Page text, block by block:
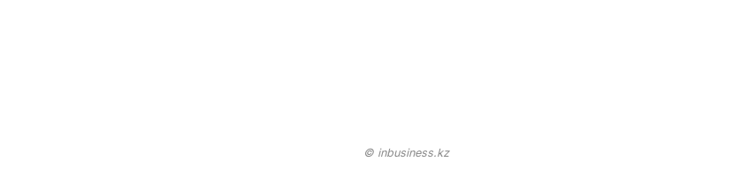
© inbusiness.kz